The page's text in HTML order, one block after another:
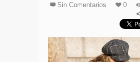
Sin Comentarios
0